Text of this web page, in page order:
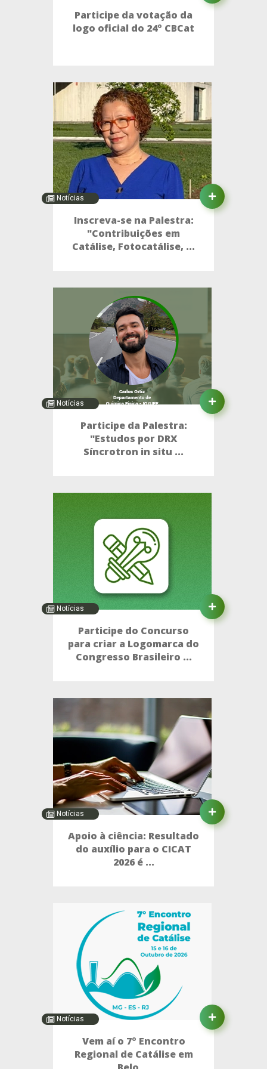
Participe da votação da
logo oficial do 24º CBCat
Notícias
Inscreva-se na Palestra:
"Contribuições em
Catálise, Fotocatálise, ...
Notícias
Participe da Palestra:
"Estudos por DRX
Síncrotron in situ ...
Notícias
Participe do Concurso
para criar a Logomarca do
Congresso Brasileiro ...
Notícias
Apoio à ciência: Resultado
do auxílio para o CICAT
2026 é ...
Notícias
Vem aí o 7º Encontro
Regional de Catálise em